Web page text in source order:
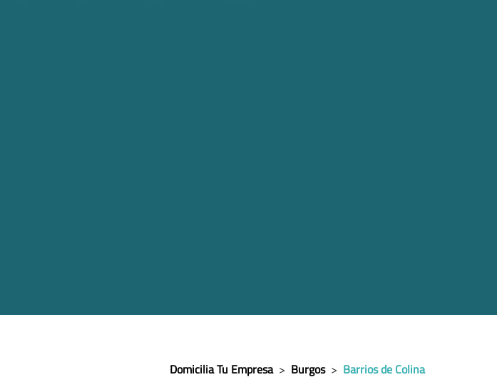
Domicilia Tu Empresa > Burgos > Barrios de Colina